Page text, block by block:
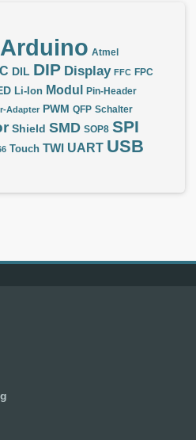
Arduino Atmel
DIL DIP Display FFC FPC
Li-Ion Modul Pin-Header
Adapter PWM QFP Schalter
Shield SMD SOP8 SPI
Touch TWI UART USB